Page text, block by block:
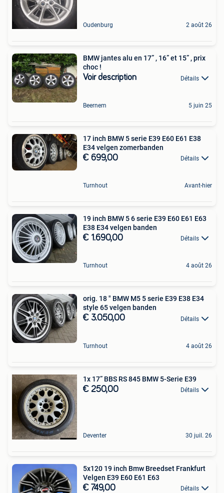
Oudenburg 2 août 26
BMW jantes alu en 17” , 16” et 15” , prix
choc !
Voir description Détails
Beernem 5 juin 25
17 inch BMW 5 serie E39 E60 E61 E38
E34 velgen zomerbanden
€ 699,00 Détails
Turnhout Avant-hier
19 inch BMW 5 6 serie E39 E60 E61 E63
E38 E34 velgen banden
€ 1.690,00 Détails
Turnhout 4 août 26
orig. 18 " BMW M5 5 serie E39 E38 E34
style 65 velgen banden
€ 3.050,00 Détails
Turnhout 4 août 26
1x 17” BBS RS 845 BMW 5-Serie E39
€ 250,00 Détails
Deventer 30 juil. 26
5x120 19 inch Bmw Breedset Frankfurt
Velgen E39 E60 E61 E63
€ 749,00 Détails